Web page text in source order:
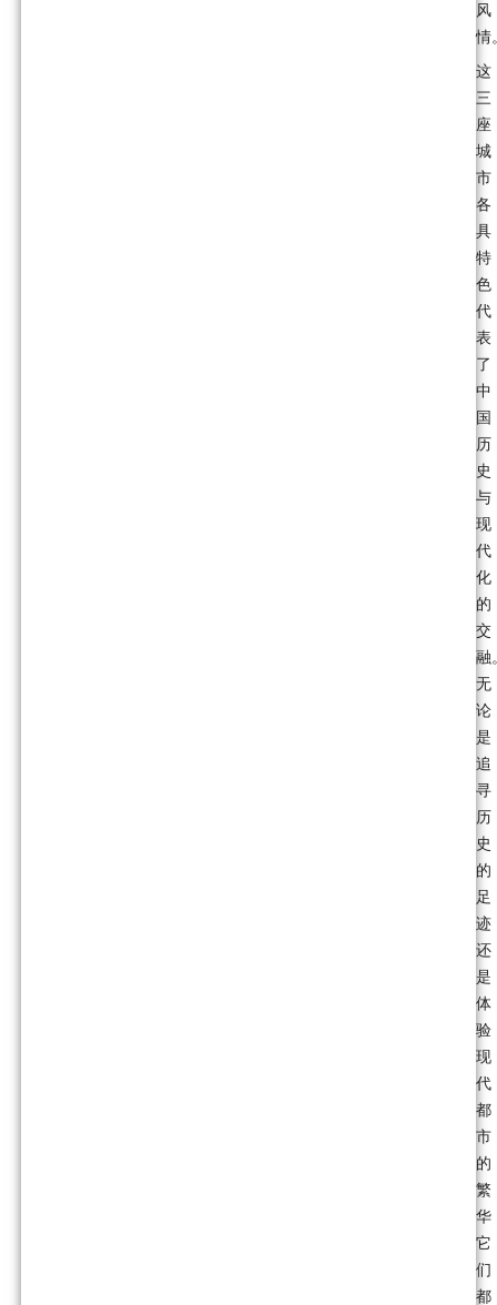
风
情
这
三
座
城
市
各
具
特
色
代
表
了
中
国
历
史
与
现
代
化
的
交
融
无
论
是
追
寻
历
史
的
足
迹
还
是
体
验
现
代
都
市
的
繁
华
它
们
都